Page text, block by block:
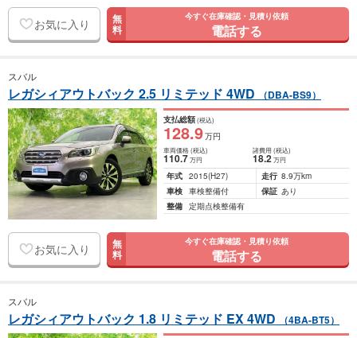
お気に入り 無
料
今すぐ在庫確認・見積り依頼
電話する
スバル
レガシィアウトバック 2.5 リミテッド 4WD （DBA-BS9）
支払総額(税込)
128.9万円
車両価格(税込)
110.7万円
諸費用 (税込)
18.2 万円
年式 2015(H27) 走行 8.9万km
車検 車検整備付 保証 あり
整備 定期点検整備有
お気に入り 無
料
今すぐ在庫確認・見積り依頼
電話する
スバル
レガシィアウトバック 1.8 リミテッド EX 4WD （4BA-BT5）